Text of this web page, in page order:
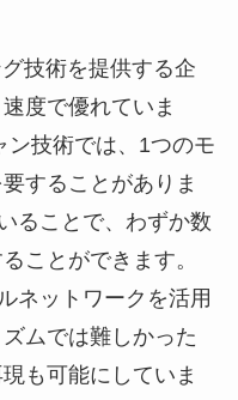
技術を提供する企
度で優れていま
ン技術では、1つのモ
することがありま
ることで、わずか数
ことができます。
ネットワークを活用
ムでは難しかった
も可能にしていま